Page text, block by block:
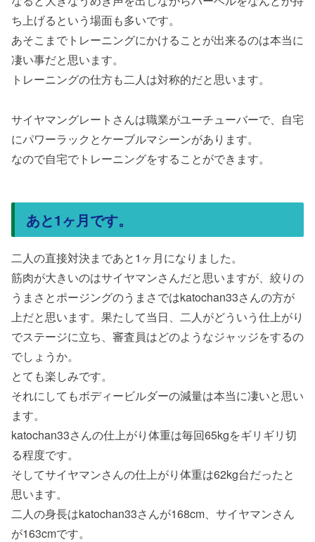
ち上げるという場面も多いです。
あそこまでトレーニングにかけることが出来るのは本当に
凄い事だと思います。
トレーニングの仕方も二人は対称的だと思います。
サイヤマングレートさんは職業がユーチューバーで、自宅
にパワーラックとケーブルマシーンがあります。
なので自宅でトレーニングをすることができます。
あと1ヶ月です。
二人の直接対決まであと1ヶ月になりました。
筋肉が大きいのはサイヤマンさんだと思いますが、絞りの
うまさとポージングのうまさではkatochan33さんの方が
上だと思います。果たして当日、二人がどういう仕上がり
でステージに立ち、審査員はどのようなジャッジをするの
でしょうか。
とても楽しみです。
それにしてもボディービルダーの減量は本当に凄いと思い
ます。
katochan33さんの仕上がり体重は毎回65kgをギリギリ切
る程度です。
そしてサイヤマンさんの仕上がり体重は62kg台だったと
思います。
二人の身長はkatochan33さんが168cm、サイヤマンさん
が163cmです。